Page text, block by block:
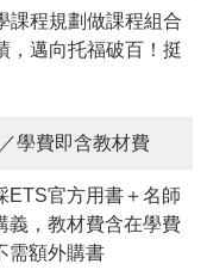
課程規劃做課程組合
，邁向托福破百！挺
學費即含教材費
ETS官方用書＋名師
義，教材費含在學費
需額外購書